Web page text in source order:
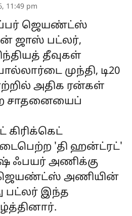
11:49 pm
ஜெயண்ட்ஸ்
ஜாஸ் பட்லர்,
தீவுகள்
முந்தி, டி20
அதிக ரன்கள்
சாதனையைப்
கிரிக்கெட்
'தி ஹன்ட்ரட்'
ஃபயர் அணிக்கு
ஜெயண்ட்ஸ் அணியின்
பட்லர் இந்த